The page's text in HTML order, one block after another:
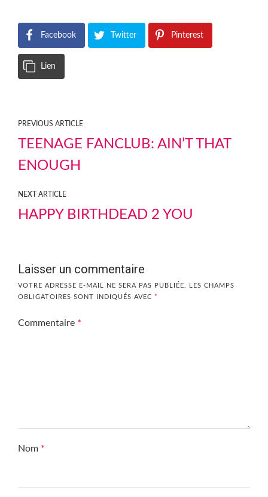
Facebook Twitter Pinterest
Lien
PREVIOUS ARTICLE
TEENAGE FANCLUB: AIN’T THAT
ENOUGH
NEXT ARTICLE
HAPPY BIRTHDEAD 2 YOU
Laisser un commentaire
VOTRE ADRESSE E-MAIL NE SERA PAS PUBLIÉE.
LES CHAMPS
OBLIGATOIRES SONT INDIQUÉS AVEC *
Commentaire *
Nom *